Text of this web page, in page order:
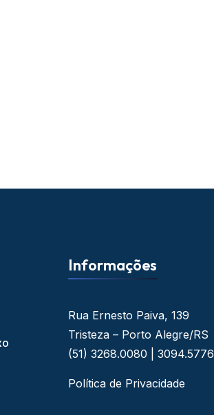
Informações
Rua Ernesto Paiva, 139
Tristeza – Porto Alegre/RS
(51) 3268.0080 | 3094.5776
Política de Privacidade